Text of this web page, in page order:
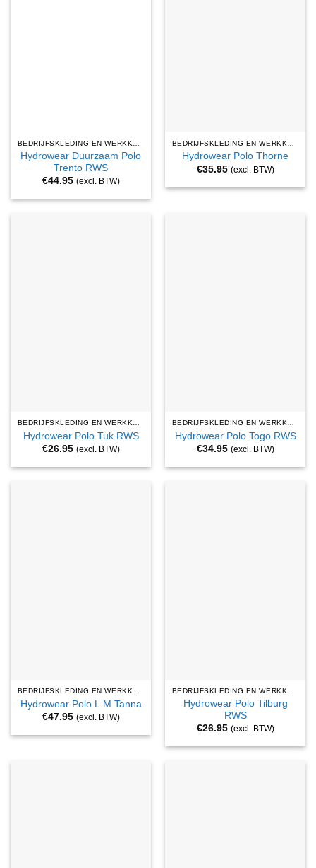
Hydrowear Duurzaam Polo
Trento RWS
€44.95 (excl. BTW)
Hydrowear Polo Thorne
€35.95 (excl. BTW)
Hydrowear Polo Tuk RWS
€26.95 (excl. BTW)
Hydrowear Polo Togo RWS
€34.95 (excl. BTW)
BEDRIJFSKLEDING EN WERKKLEDING
Hydrowear Polo L.M Tanna
€47.95 (excl. BTW)
BEDRIJFSKLEDING EN WERKKLEDING
Hydrowear Polo Tilburg
RWS
€26.95 (excl. BTW)